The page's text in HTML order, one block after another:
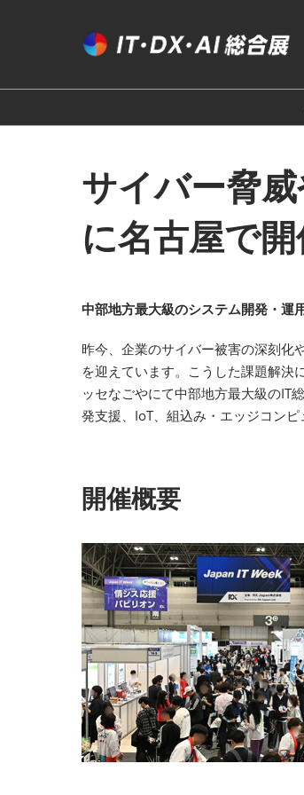
キ
ッ
て
サイバー脅
に名古屋で
中部地方最大級のシステム開発・運
昨今、企業のサイバー被害の深刻
を迎えています。こうした課題解決
ッセなごやにて中部地方最大級のIT
発支援、IoT、組込み・エッジコン
開催概要